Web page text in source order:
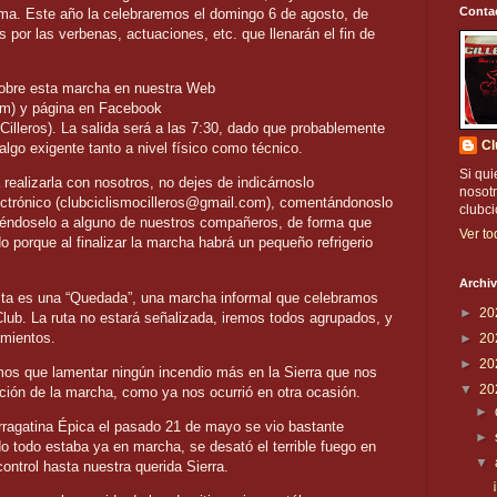
Este año la celebraremos el domingo 6 de agosto, de
por las verbenas, actuaciones, etc. que llenarán el fin de
esta marcha en nuestra Web
y página en Facebook
La salida será a las 7:30, dado que probablemente
exigente tanto a nivel físico como técnico.
con nosotros, no dejes de indicárnoslo
(clubciclismocilleros@gmail.com), comentándonoslo
a alguno de nuestros compañeros, de forma que
porque al finalizar la marcha habrá un pequeño refrigerio
es una “Quedada”, una marcha informal que celebramos
La ruta no estará señalizada, iremos todos agrupados, y
que lamentar ningún incendio más en la Sierra que nos
de la marcha, como ya nos ocurrió en otra ocasión.
Épica el pasado 21 de mayo se vio bastante
todo estaba ya en marcha, se desató el terrible fuego en
hasta nuestra querida Sierra.
Si
Ver
►
►
►
▼
►
►
▼